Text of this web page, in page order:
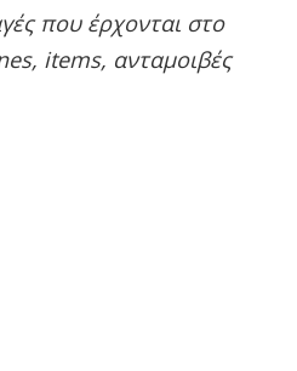
που έρχονται στο
items, ανταμοιβές